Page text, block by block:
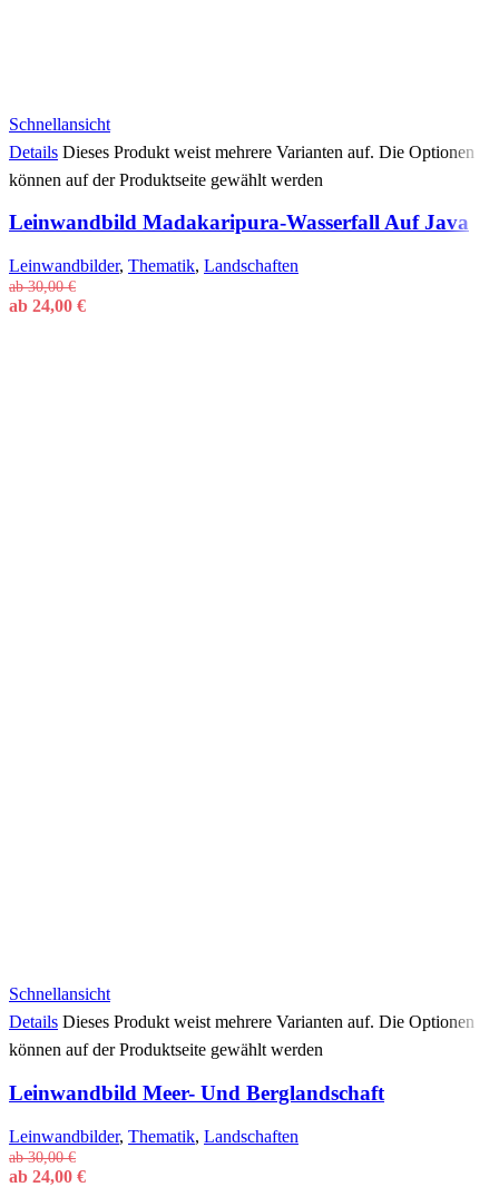
Schnellansicht
Details Dieses Produkt weist mehrere Varianten auf. Die Optionen
können auf der Produktseite gewählt werden
Leinwandbild Madakaripura-Wasserfall Auf Java
Leinwandbilder, Thematik, Landschaften
ab30,00€
ab 24,00 €
Schnellansicht
Details Dieses Produkt weist mehrere Varianten auf. Die Optionen
können auf der Produktseite gewählt werden
Leinwandbild Meer- Und Berglandschaft
Leinwandbilder, Thematik, Landschaften
ab30,00€
ab 24,00 €